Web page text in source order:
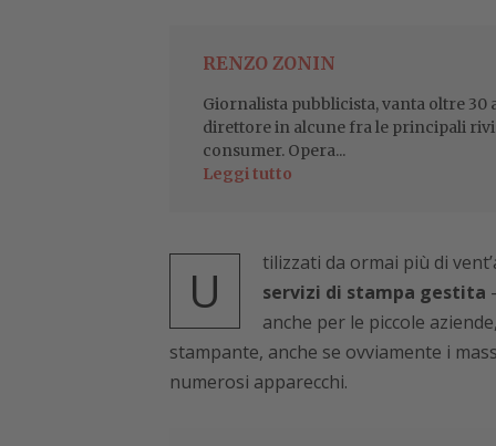
RENZO ZONIN
Giornalista pubblicista, vanta oltre
direttore in alcune fra le principali
consumer. Opera...
Leggi tutto
U
tilizzati da ormai più di
servizi di stampa gestita
anche per le piccole
stampante, anche se ovviamente i
numerosi apparecchi.